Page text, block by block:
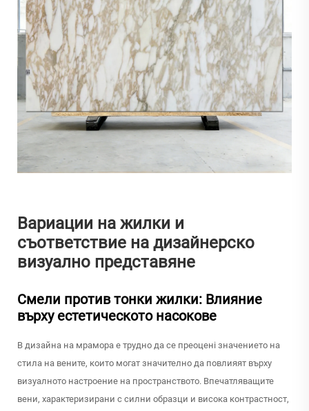
Вариации на жилки и
съответствие на дизайнерско
визуално представяне
Смели против тонки жилки: Влияние
върху естетическото насокове
В дизайна на мрамора е трудно да се преоценi значението на
стила на вените, които могат значително да повлияят върху
визуалното настроение на пространството. Впечатляващите
вени, характеризирани с силни образци и висока контрастност,